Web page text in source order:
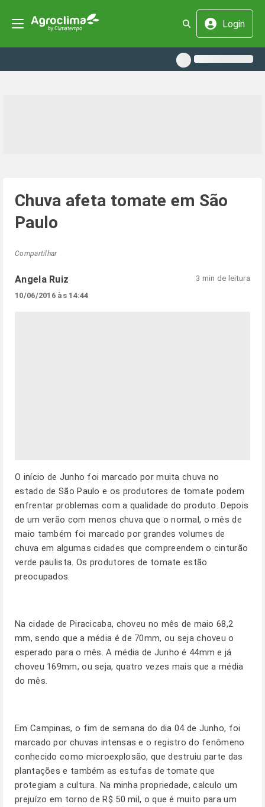
Login
Chuva afeta tomate em São
Paulo
Compartilhar
Angela Ruiz
10/06/2016 às 14:44
3 min de leitura
O início de Junho foi marcado por muita chuva no
estado de São Paulo e os produtores de tomate podem
enfrentar problemas com a qualidade do produto. Depois
de um verão com menos chuva que o normal, o mês de
maio também foi marcado por grandes volumes de
chuva em algumas cidades que compreendem o cinturão
verde paulista. Os produtores de tomate estão
preocupados.
Na cidade de Piracicaba, choveu no mês de maio 68,2
mm, sendo que a média é de 70mm, ou seja choveu o
esperado para o mês. A média de Junho é 44mm e já
choveu 169mm, ou seja, quatro vezes mais que a média
do mês.
Em Campinas, o fim de semana do dia 04 de Junho, foi
marcado por chuvas intensas e o registro do fenômeno
conhecido como microexplosão, que destruiu parte das
plantações e também as estufas de tomate que
protegiam a cultura. Na minha propriedade, calculo um
prejuízo em torno de R$ 50 mil, o que é muito para um